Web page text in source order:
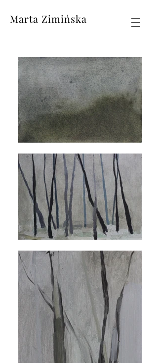
Marta Zimińska